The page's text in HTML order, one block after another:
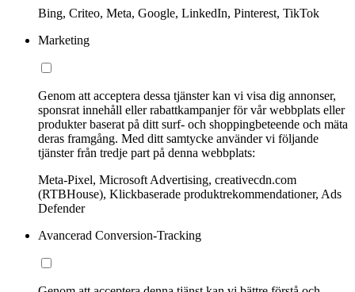
Bing, Criteo, Meta, Google, LinkedIn, Pinterest, TikTok
Marketing
Genom att acceptera dessa tjänster kan vi visa dig annonser,
sponsrat innehåll eller rabattkampanjer för vår webbplats eller
produkter baserat på ditt surf- och shoppingbeteende och mäta
deras framgång. Med ditt samtycke använder vi följande
tjänster från tredje part på denna webbplats:
Meta-Pixel, Microsoft Advertising, creativecdn.com
(RTBHouse), Klickbaserade produktrekommendationer, Ads
Defender
Avancerad Conversion-Tracking